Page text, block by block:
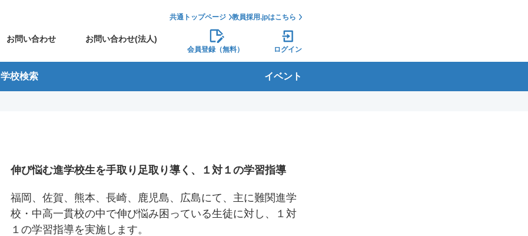
共通トップページ 教員採用.jpはこちら
お問い合わせ お問い合わせ(法人)
会員登録（無料） ログイン
学校検索 イベント
伸び悩む進学校生を手取り足取り導く、１対１の学習指導
福岡、佐賀、熊本、長崎、鹿児島、広島にて、主に難関進学
校・中高一貫校の中で伸び悩み困っている生徒に対し、１対
１の学習指導を実施します。